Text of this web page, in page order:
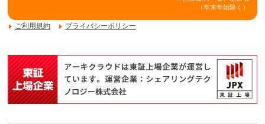
（年末年始除く）
ご利用規約 プライバシーポリシー